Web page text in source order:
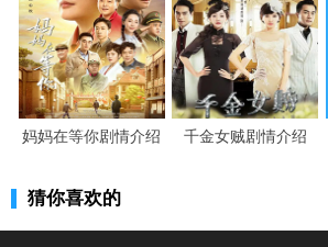
妈妈在等你剧情介绍 千金女贼剧情介绍
猜你喜欢的